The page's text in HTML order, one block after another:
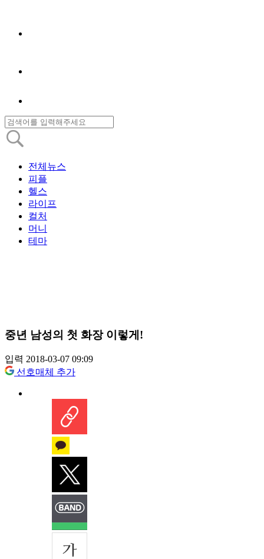
전체뉴스
피플
헬스
라이프
컬처
머니
테마
중년 남성의 첫 화장 이렇게!
입력 2018-03-07 09:09
선호매체 추가